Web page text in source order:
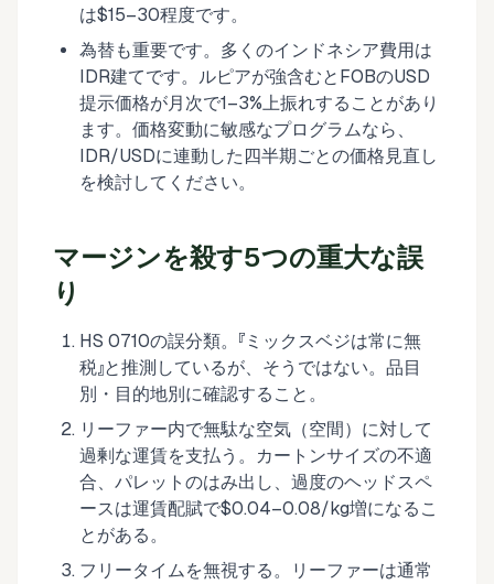
は$15–30程度です。
為替も重要です。多くのインドネシア費用は
IDR建てです。ルピアが強含むとFOBのUSD
提示価格が月次で1–3%上振れすることがあり
ます。価格変動に敏感なプログラムなら、
IDR/USDに連動した四半期ごとの価格見直し
を検討してください。
マージンを殺す5つの重大な誤
り
HS 0710の誤分類。『ミックスベジは常に無
税』と推測しているが、そうではない。品目
別・目的地別に確認すること。
リーファー内で無駄な空気（空間）に対して
過剰な運賃を支払う。カートンサイズの不適
合、パレットのはみ出し、過度のヘッドスペ
ースは運賃配賦で$0.04–0.08/kg増になるこ
とがある。
フリータイムを無視する。リーファーは通常